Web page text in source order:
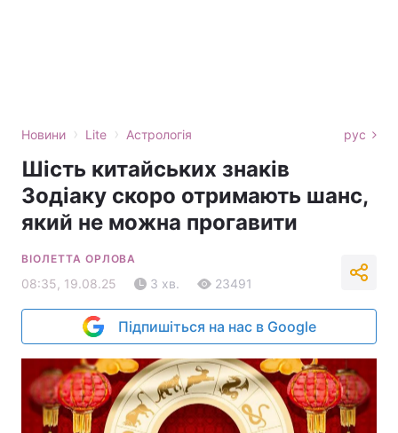
Новини › Lite › Астрологія рус
Шість китайських знаків
Зодіаку скоро отримають шанс,
який не можна прогавити
ВІОЛЕТТА ОРЛОВА
08:35, 19.08.25 3 хв. 23491
Підпишіться на нас в Google